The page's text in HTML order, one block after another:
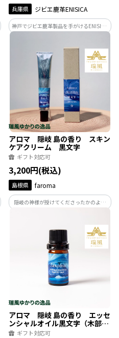
兵庫県 ジビエ鹿革ENISICA
神戸でジビエ鹿革製品を手がけるENISICA
り）、極寒の大地・北海道の、薄日が差
し込む雪景色を思わせるライトグレー。
アロマ 隠岐 島の香り スキン
ケアクリーム 黒文字
ギフト対応可
3,200円(税込)
島根県 faroma
隠岐の神様が授けてくださったかのよう
の、隠岐の景色を彷彿とさせるスキンケ
アクリームです。
アロマ 隠岐 島の香り エッセ
ンシャルオイル黒文字（木部）
5mlギフト対応可